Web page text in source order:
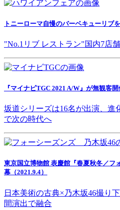
トニーローマ自慢のバーベキューリブ
"No.1リブ レストラン"国内7店
『マイナビTGC 2021 A/W』が無観客
坂道シリーズは16名が出演、進
で次の時代へ
東京国立博物館 表慶館『春夏秋冬／
幕（2021.9.4）
日本美術の古典×乃木坂46撮り
間演出で融合